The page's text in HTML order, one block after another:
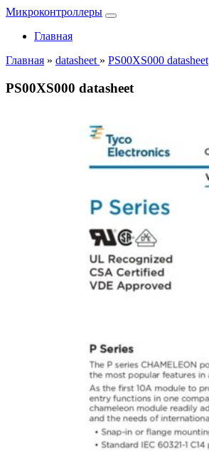
Микроконтроллеры
Главная
Главная » datasheet » PS00XS000 datasheet
PS00XS000 datasheet